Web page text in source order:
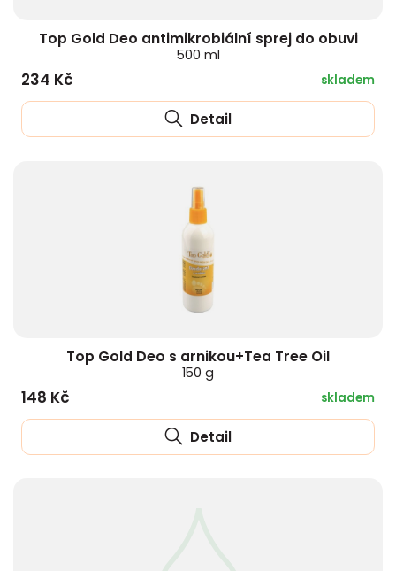
Top Gold Deo antimikrobiální sprej do obuvi
500 ml
234 Kč skladem
Detail
Top Gold Deo s arnikou+Tea Tree Oil
150 g
148 Kč skladem
Detail